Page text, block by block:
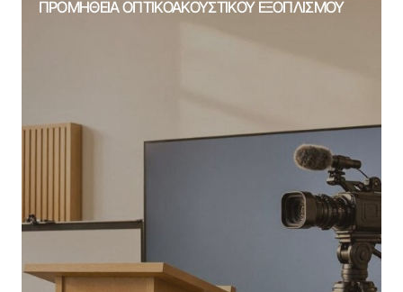
ΠΡΟΜΗΘΕΙΑ ΟΠΤΙΚΟΑΚΟΥΣΤΙΚΟΥ ΕΞΟΠΛΙΣΜΟΥ